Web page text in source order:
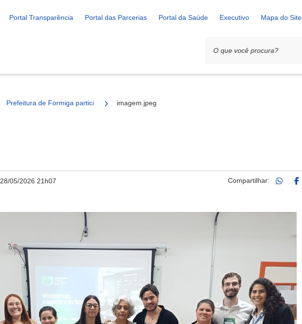
Portal Transparência Portal das Parcerias Portal da Saúde Executivo Mapa do Site
Prefeitura de Formiga participa de workshop sobre dados e gestão pública
imagem.jpeg
28/05/2026 21h07 Compartilhar: